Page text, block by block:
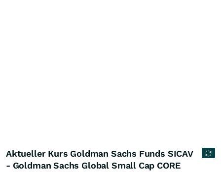
Aktueller Kurs Goldman Sachs Funds SICAV
- Goldman Sachs Global Small Cap CORE